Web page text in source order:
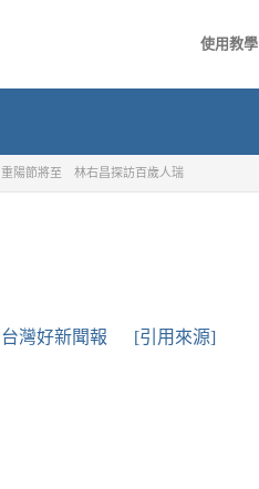
使用教學
重陽節將至 林右昌探訪百歲人瑞
台灣好新聞報 [引用來源]